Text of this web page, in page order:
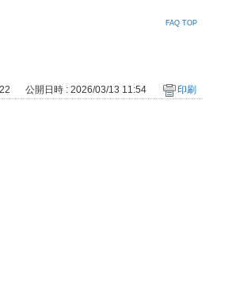
FAQ TOP
公開日時 : 2026/03/13 11:54 印刷